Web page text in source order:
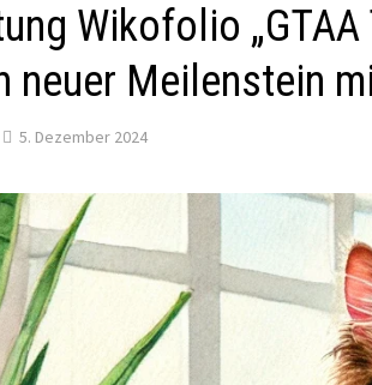
Wikofolio
neuer Meilenstein
5. Dezember 2024